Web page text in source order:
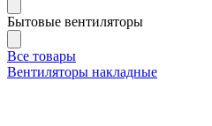
Бытовые вентиляторы
Все товары
Вентиляторы накладные